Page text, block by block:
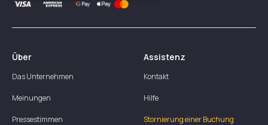
Über
Das Unternehmen
Meinungen
Pressestimmen
Assistenz
Kontakt
Hilfe
Stornierung einer Buchung